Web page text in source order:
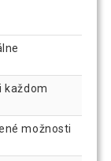
každom
možnosti